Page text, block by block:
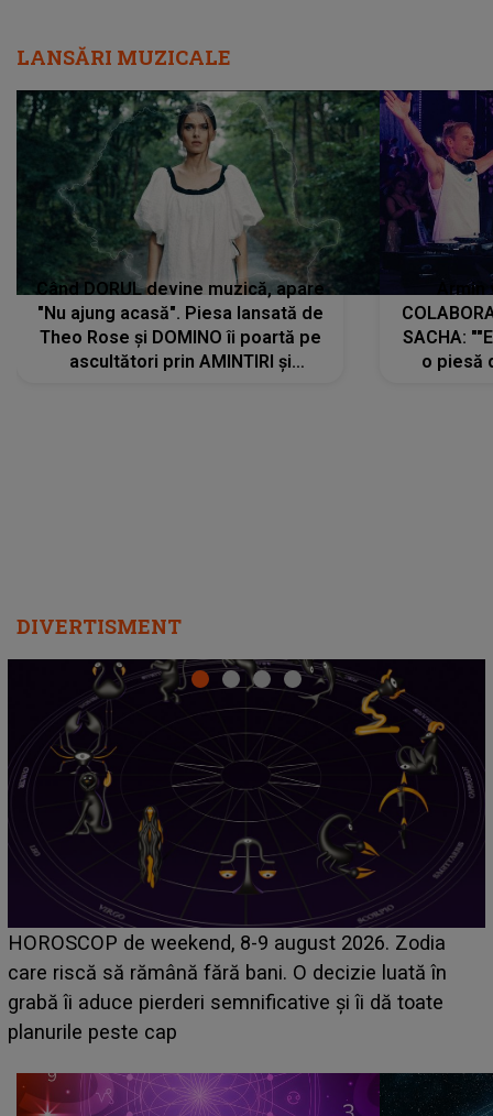
LANSĂRI MUZICALE
Când DORUL devine muzică, apare
"Nu ajung acasă". Piesa lansată de
Theo Rose și DOMINO îi poartă pe
ascultători prin AMINTIRI și
SACHA:
o piesă
DIVERTISMENT
Emanuel a ținut ACEST DETALIU ASCUNS până
acum! În fața Alexandrei, concurentul din Casa Iubirii
face o MĂRTURISIRE NEAȘTEPTATĂ despre mama
sa: "I-am spus și ei în față, eu nu te iubesc pentru